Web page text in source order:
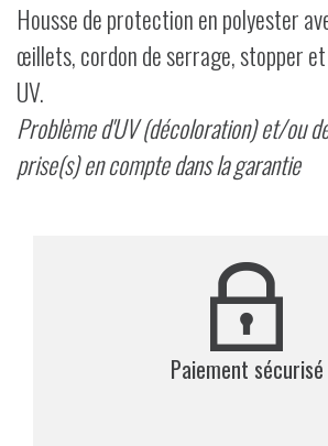
Housse de protection en polyester
œillets, cordon de serrage, stopper
UV.
Problème d'UV (décoloration) et/ou
prise(s) en compte dans la garantie
Paiement sécurisé